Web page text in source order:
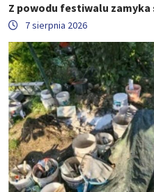
Z powodu festiwalu zamyka
7 sierpnia 2026